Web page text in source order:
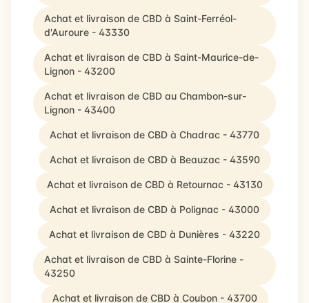
Achat et livraison de CBD à Saint-Ferréol-
d'Auroure - 43330
Achat et livraison de CBD à Saint-Maurice-de-
Lignon - 43200
Achat et livraison de CBD au Chambon-sur-
Lignon - 43400
Achat et livraison de CBD à Chadrac - 43770
Achat et livraison de CBD à Beauzac - 43590
Achat et livraison de CBD à Retournac - 43130
Achat et livraison de CBD à Polignac - 43000
Achat et livraison de CBD à Dunières - 43220
Achat et livraison de CBD à Sainte-Florine -
43250
Achat et livraison de CBD à Coubon - 43700